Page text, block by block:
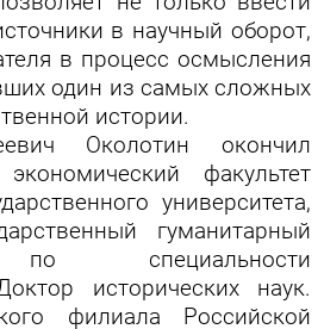
в научный оборот,
в процесс осмысления
один из самых сложных
истории.
Околотин окончил
факультет
университета,
гуманитарный
по специальности
исторических наук.
филиала Российской